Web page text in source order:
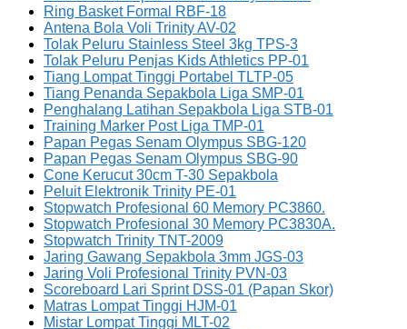
Ring Basket Formal RBF-18
Antena Bola Voli Trinity AV-02
Tolak Peluru Stainless Steel 3kg TPS-3
Tolak Peluru Penjas Kids Athletics PP-01
Tiang Lompat Tinggi Portabel TLTP-05
Tiang Penanda Sepakbola Liga SMP-01
Penghalang Latihan Sepakbola Liga STB-01
Training Marker Post Liga TMP-01
Papan Pegas Senam Olympus SBG-120
Papan Pegas Senam Olympus SBG-90
Cone Kerucut 30cm T-30 Sepakbola
Peluit Elektronik Trinity PE-01
Stopwatch Profesional 60 Memory PC3860.
Stopwatch Profesional 30 Memory PC3830A.
Stopwatch Trinity TNT-2009
Jaring Gawang Sepakbola 3mm JGS-03
Jaring Voli Profesional Trinity PVN-03
Scoreboard Lari Sprint DSS-01 (Papan Skor)
Matras Lompat Tinggi HJM-01
Mistar Lompat Tinggi MLT-02